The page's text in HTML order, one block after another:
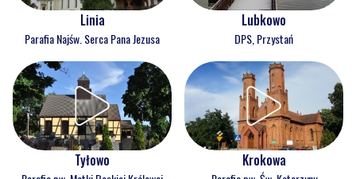
Linia
Parafia Najśw. Serca Pana Jezusa
Lubkowo
DPS, Przystań
Tyłowo Krokowa